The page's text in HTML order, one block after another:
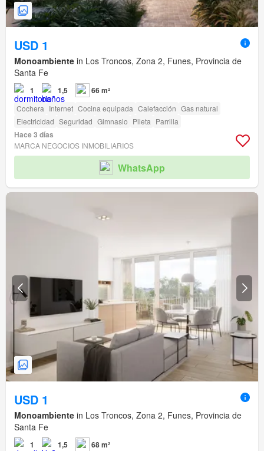
USD 1
Monoambiente in Los Troncos, Zona 2, Funes, Provincia de
Santa Fe
1 1,5 66 m²
Cochera Internet Cocina equipada Calefacción Gas natural
Electricidad Seguridad Gimnasio Pileta Parrilla
Hace 3 días
MARCA NEGOCIOS INMOBILIARIOS
WhatsApp
USD 1
Monoambiente in Los Troncos, Zona 2, Funes, Provincia de
Santa Fe
1 1,5 68 m²